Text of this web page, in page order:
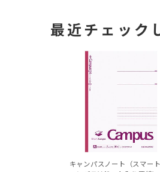
最近チェック
キャンパスノート（スマー